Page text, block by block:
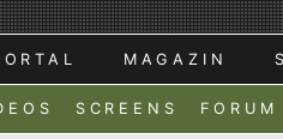
MAGAZIN
SCREENS FORUM